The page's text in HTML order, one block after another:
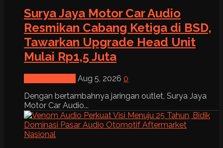
Surya Jaya Motor Car Audio
Resmikan Cabang Ketiga di BSD,
Tawarkan Upgrade Head Unit
Mulai Rp1,5 Juta
Aug 5, 2026 0
Dengan bertambahnya jaringan outlet, Surya Jaya
Motor Car Audio...